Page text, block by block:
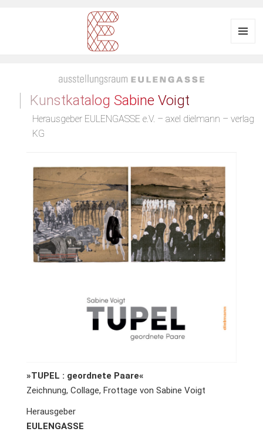
Ausstellungsraum EULENGASSE
Kunstkatalog Sabine Voigt
Herausgeber EULENGASSE e.V. – axel dielmann – verlag
KG
»TUPEL : geordnete Paare«
Zeichnung, Collage, Frottage von Sabine Voigt
Herausgeber
EULENGASSE